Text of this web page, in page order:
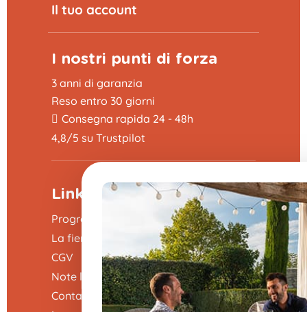
Il tuo account
I nostri punti di forza
3 anni di garanzia
Reso entro 30 giorni
Consegna rapida 24 - 48h
4,8/5 su Trustpilot
Link utili
Programma di sponsorizzazione
La fiera delle domande frequenti
CGV
Note legali
Contattaci